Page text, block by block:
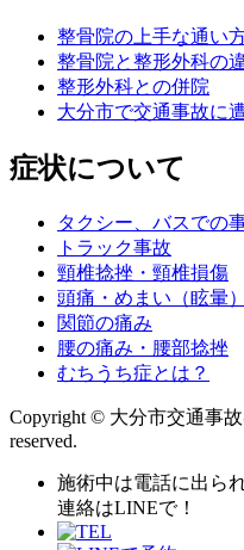
整骨院の上手な通い
整骨院と整形外科の
整形外科との併院
大分市で交通事故に
症状について
タクシー、バスでの
トラック事故
頸椎捻挫・頸椎損傷
頭痛・めまい（眩暈
関節の痛み
腰の痛み・腰部捻挫
むちうち症とは？
Copyright © 大分市交通事
reserved.
施術中は電話に出ら
連絡はLINEで！